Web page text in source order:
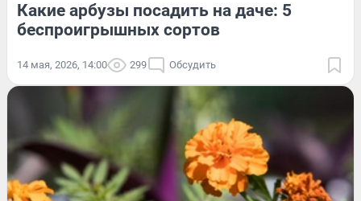
Какие арбузы посадить на даче: 5
беспроигрышных сортов
14 мая, 2026, 14:00 299 Обсудить